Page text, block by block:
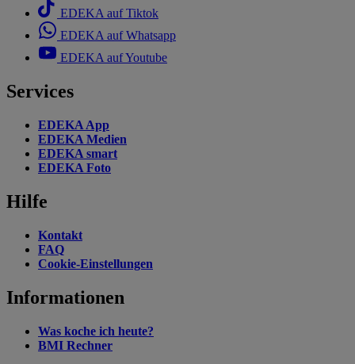
EDEKA auf Tiktok
EDEKA auf Whatsapp
EDEKA auf Youtube
Services
EDEKA App
EDEKA Medien
EDEKA smart
EDEKA Foto
Hilfe
Kontakt
FAQ
Cookie-Einstellungen
Informationen
Was koche ich heute?
BMI Rechner